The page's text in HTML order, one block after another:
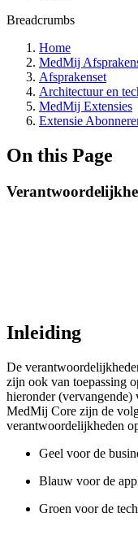
Breadcrumbs
Home
MedMij
Afsprakenset
Architectuur en
MedMij Extensies
Extensie
On this Page
Inleiding
De
zijn ook van toepassing
hieronder
MedMij Core zijn de
verantwoordelijkheden
Geel voor de
Blauw voor de
Groen voor de